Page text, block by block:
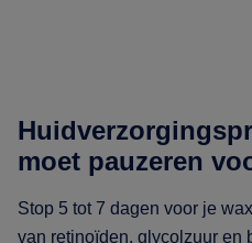
moet pauzeren
Stop 5 tot 7 dagen voor je
van retinoïden, glycolzuur en